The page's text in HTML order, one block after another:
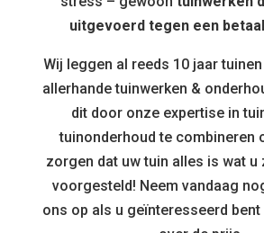
uitgevoerd tegen een
Wij leggen al reeds 10 jaar
allerhande tuinwerken &
dit door onze expertise in
tuinonderhoud te combineren
zorgen dat uw tuin alles is wat u
voorgesteld! Neem vandaag
ons op als u geïnteresseerd